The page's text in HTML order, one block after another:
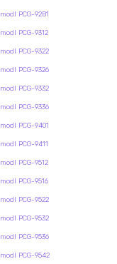
modl PCG-92B1
modl PCG-9312
modl PCG-9322
modl PCG-9326
modl PCG-9332
modl PCG-9336
modl PCG-9401
modl PCG-9411
modl PCG-9512
modl PCG-9516
modl PCG-9522
modl PCG-9532
modl PCG-9536
modl PCG-9542